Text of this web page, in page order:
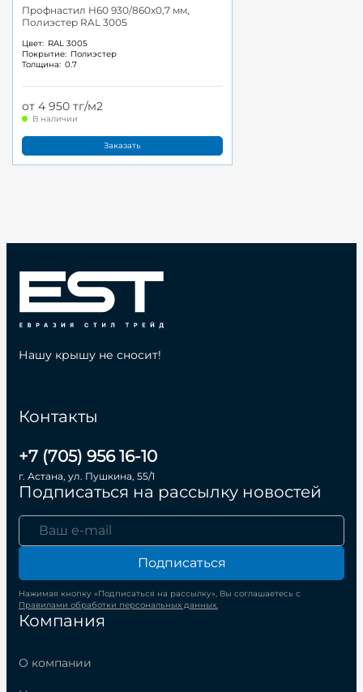
Профнастил Н60 930/860x0,7 мм,
Полиэстер RAL 3005
Цвет: RAL 3005
Покрытие: Полиэстер
Толщина: 0.7
от 4 950 тг/м2
В наличии
Заказать
Компания
О компании
Контакты
+7 (705) 956 16-10
г. Астана, ул. Пушкина, 55/1
Подписаться на рассылку новостей
Подписаться
Нажимая кнопку «Подписаться на рассылку», Вы соглашаетесь с
Правилами обработки персональных данных.
Нашу крышу не сносит!